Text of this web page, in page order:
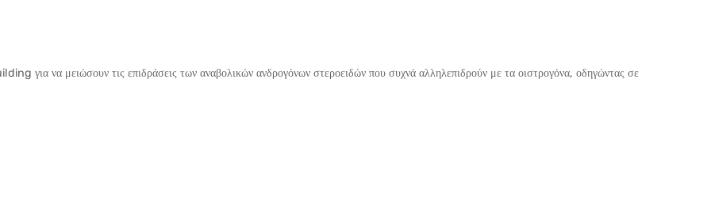
να μειώσουν τις επιδράσεις των αναβολικών ανδρογόνων στεροειδών που συχνά αλληλεπιδρούν με τα οιστρογόνα, οδηγώντας σε